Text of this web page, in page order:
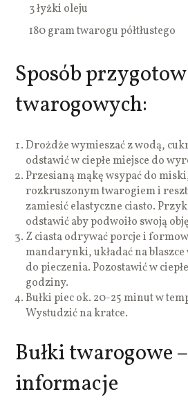
3 łyżki oleju
180 gram twarogu półtłustego
Sposób
twarogowych:
Drożdże wymieszać z wodą,
odstawić w ciepłe miejsce do
Przesianą mąkę wsypać do
rozkruszonym twarogiem i
zamiesić elastyczne ciasto.
odstawić aby podwoiło swoją
Z ciasta odrywać porcje i
mandarynki, układać na
do pieczenia. Pozostawić w
godziny.
Bułki piec ok. 20-25 minut w
Wystudzić na kratce.
Bułki twarogowe
informacje